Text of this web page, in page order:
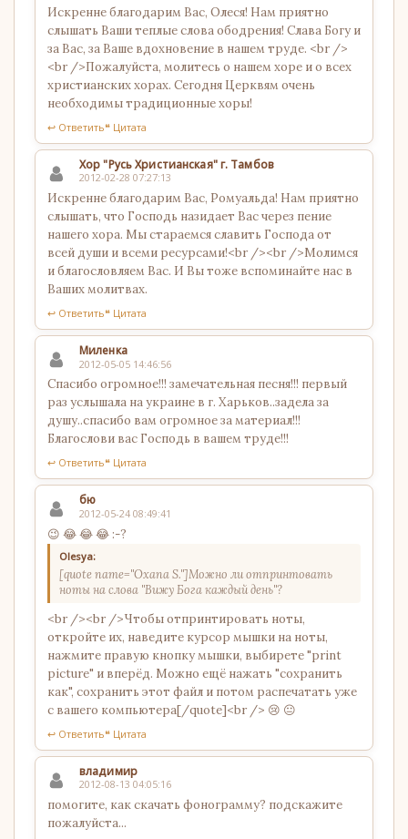
Искренне благодарим Вас, Олеся! Нам приятно
слышать Ваши теплые слова ободрения! Слава Богу и
за Вас, за Ваше вдохновение в нашем труде. <br />
<br />Пожалуйста, молитесь о нашем хоре и о всех
христианских хорах. Сегодня Церквям очень
необходимы традиционные хоры!
↩ Ответить❝ Цитата
Хор "Русь Христианская" г. Тамбов
2012-02-28 07:27:13
Искренне благодарим Вас, Ромуальда! Нам приятно
слышать, что Господь назидает Вас через пение
нашего хора. Мы стараемся славить Господа от
всей души и всеми ресурсами!<br /><br />Молимся
и благословляем Вас. И Вы тоже вспоминайте нас в
Ваших молитвах.
↩ Ответить❝ Цитата
Миленка
2012-05-05 14:46:56
Спасибо огромное!!! замечательная песня!!! первый
раз услышала на украине в г. Харьков..задела за
душу..спасибо вам огромное за материал!!!
Благослови вас Господь в вашем труде!!!
↩ Ответить❝ Цитата
бю
2012-05-24 08:49:41
😉 😂 😂 😂 :-?
Olesya:
[quote name="Oxana S."]Можно ли отпринтовать
ноты на слова "Вижу Бога каждый день"?
<br /><br />Чтобы отпринтировать ноты,
откройте их, наведите курсор мышки на ноты,
нажмите правую кнопку мышки, выбирете "print
picture" и вперёд. Можно ещё нажать "сохранить
как", сохранить этот файл и потом распечатать уже
с вашего компьютера[/quote]<br /> 😢 😐
↩ Ответить❝ Цитата
владимир
2012-08-13 04:05:16
помогите, как скачать фонограмму? подскажите
пожалуйста...